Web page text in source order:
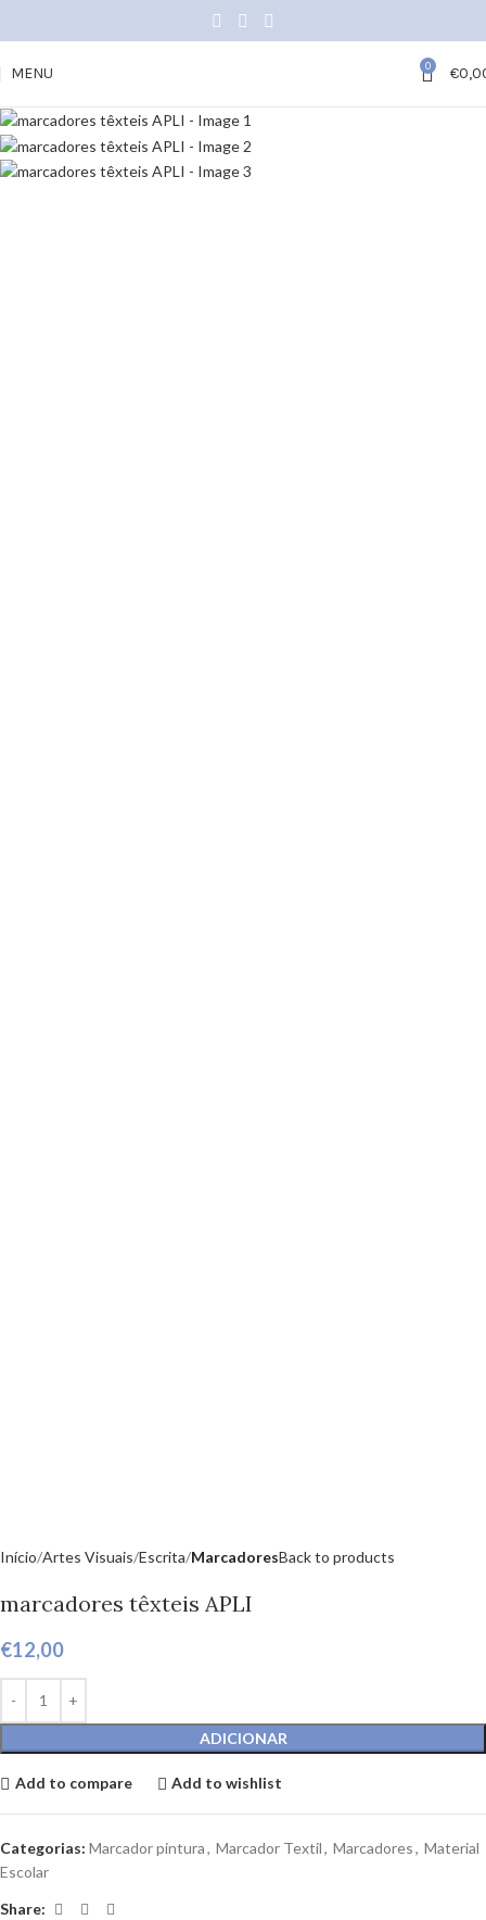
MENU 0 €
Início Artes Visuais Escrita MarcadoresBack to products
marcadores têxteis APLI
€12,00
ADICIONAR
Add to compare Add to wishlist
Categorias: Marcador pintura, Marcador Textil, Marcadores, Material
Escolar
Share: